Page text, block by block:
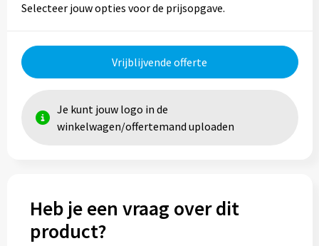
Selecteer jouw opties voor de prijsopgave.
Vrijblijvende offerte
Je kunt jouw logo in de
winkelwagen/offertemand uploaden
Heb je een vraag over dit
product?